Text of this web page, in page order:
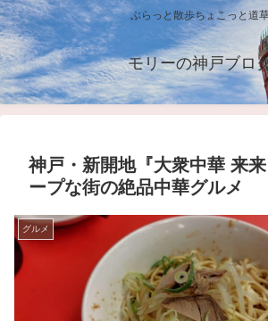
ぶらっと散歩ちょこっと道
モリーの神戸ブロ
神戸・新開地『大衆中華 来
ープな街の絶品中華グルメ
グルメ